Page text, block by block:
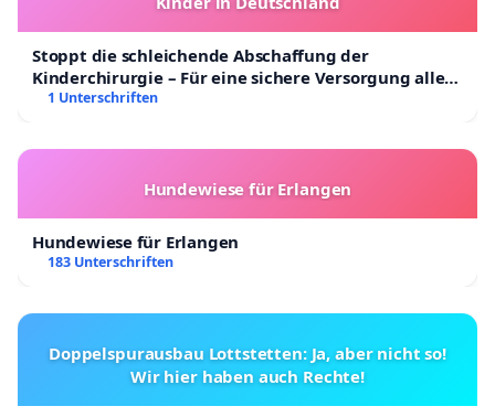
Stoppt die schleichende Abschaffung der
Kinderchirurgie – Für eine sichere Versorgung aller
Kinder in Deutschland
1 Unterschriften
Hundewiese für Erlangen
Hundewiese für Erlangen
183 Unterschriften
Doppelspurausbau Lottstetten: Ja, aber nicht so!
Wir hier haben auch Rechte!